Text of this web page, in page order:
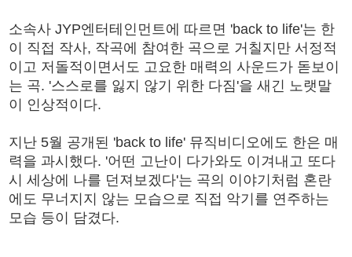
소속사 JYP엔터테인먼트에 따르면 'back to life'는 한
이 직접 작사, 작곡에 참여한 곡으로 거칠지만 서정적
이고 저돌적이면서도 고요한 매력의 사운드가 돋보이
는 곡. '스스로를 잃지 않기 위한 다짐'을 새긴 노랫말
이 인상적이다.
지난 5월 공개된 'back to life' 뮤직비디오에도 한은 매
력을 과시했다. '어떤 고난이 다가와도 이겨내고 또다
시 세상에 나를 던져보겠다'는 곡의 이야기처럼 혼란
에도 무너지지 않는 모습으로 직접 악기를 연주하는
모습 등이 담겼다.